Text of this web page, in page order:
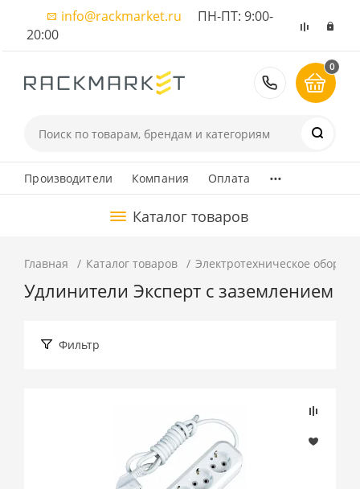
info@rackmarket.ru ПН-ПТ: 9:00-
20:00
8 (495)
0
Производители Компания Оплата ...
Каталог товаров
Главная Каталог товаров Электротехническое
Удлинители Эксперт с заземлением
Фильтр